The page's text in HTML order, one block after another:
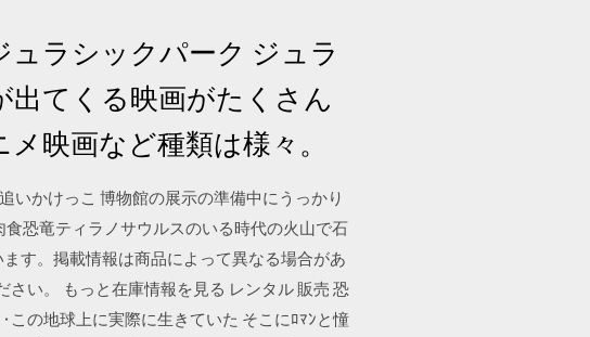
ラシックパーク ジュラ
出てくる映画がたくさん
映画など種類は様々。
いかけっこ 博物館の展示の準備中にうっかり
恐竜ティラノサウルスのいる時代の火山で石
す。掲載情報は商品によって異なる場合があ
い。 もっと在庫情報を見る レンタル 販売 恐
の地球上に実際に生きていた そこにﾛﾏﾝと憧